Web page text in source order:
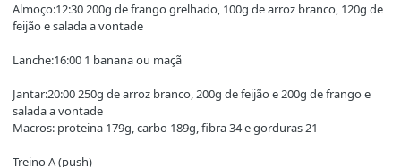
Almoço:12:30 200g de frango grelhado, 100g de arroz branco, 120g de
feijão e salada a vontade
Lanche:16:00 1 banana ou maçã
Jantar:20:00 250g de arroz branco,200g de feijão e 200g de frango e
salada a vontade
Macros: proteina 179g, carbo 189g, fibra 34e gorduras 21
Treino A (push)